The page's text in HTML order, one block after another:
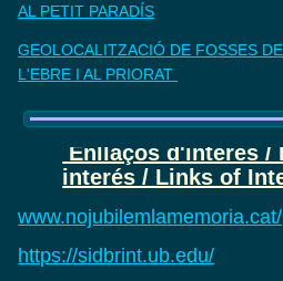
AL PETIT PARADÍS
GEOLOCALITZACIÓ DE FOSSES
L'EBRE I AL PRIORAT
Enllaços d'interès /
interés / Links of
www.nojubilemlamemoria.cat/
https://sidbrint.ub.edu/